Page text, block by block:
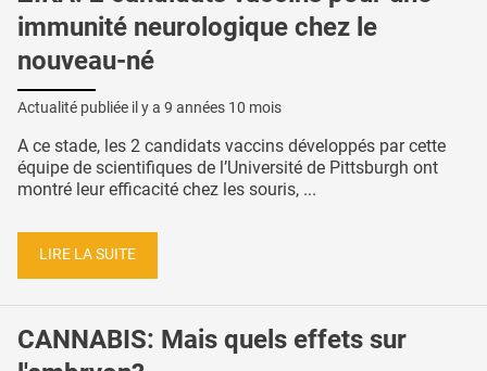
immunité neurologique chez le
nouveau-né
Actualité publiée il y a 9 années 10 mois
A ce stade, les 2 candidats vaccins développés par cette
équipe de scientifiques de l’Université de Pittsburgh ont
montré leur efficacité chez les souris, ...
LIRE LA SUITE
CANNABIS: Mais quels effets sur